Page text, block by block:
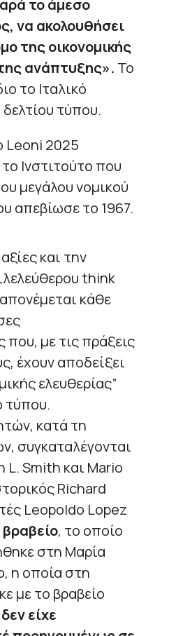
το άμεσο
να ακολουθήσει
της οικονομικής
ανάπτυξης». Το
το Ιταλικό
τύπου.
Leoni 2025
Ινστιτούτο που
μεγάλου νομικού
απεβίωσε το 1967.
και την
think
κάθε
με τις πράξεις
έχουν αποδείξει
ελευθερίας”
τύπου.
κατά τη
συγκαταλέγονται
L. Smith και Mario
Richard
Leopoldo Lopez
, το οποίο
στη Μαρία
η οποία στη
με το βραβείο
δεν είχε